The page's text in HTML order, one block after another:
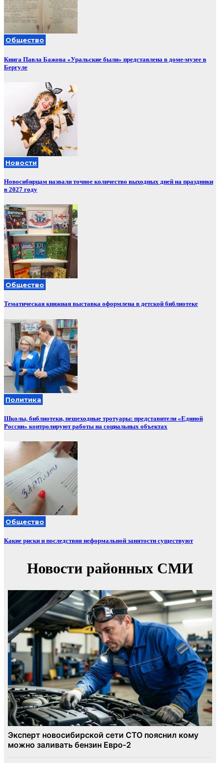
Общество
Книга Павла Бажова «Уральские были» представлена в доме-музее в
Бергуле
Новости
Новосибирцам назвали точное количество выходных дней на праздники
в 2027 году
Общество
Тематическая книжная выставка оформлена в детской библиотеке
Политика
Школы, библиотеки, пешеходные тротуары: представители «Единой
России» контролируют работы на социальных объектах
Общество
Какие риски и последствия неформальной занятости существуют